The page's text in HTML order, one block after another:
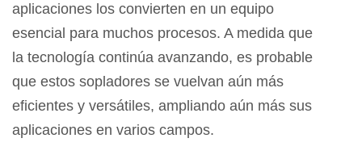
aplicaciones los convierten en un equipo
esencial para muchos procesos. A medida que
la tecnología continúa avanzando, es probable
que estos sopladores se vuelvan aún más
eficientes y versátiles, ampliando aún más sus
aplicaciones en varios campos.